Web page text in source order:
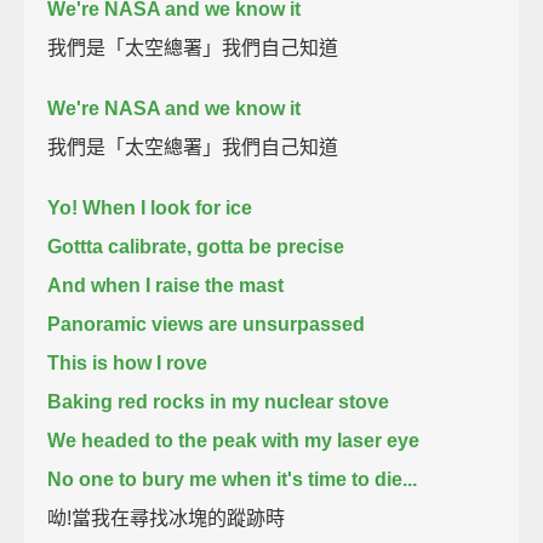
We're NASA and we know it
我們是「太空總署」我們自己知道
We're NASA and we know it
我們是「太空總署」我們自己知道
Yo! When I look for ice
Gottta calibrate, gotta be precise
And when I raise the mast
Panoramic views are unsurpassed
This is how I rove
Baking red rocks in my nuclear stove
We headed to the peak with my laser eye
No one to bury me when it's time to die...
呦!當我在尋找冰塊的蹤跡時